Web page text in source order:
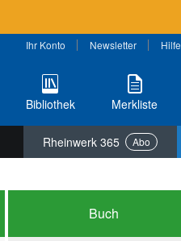
Ihr Konto Newsletter Hilfe
Bibliothek Merkliste
Rheinwerk 365 Abo
Buch